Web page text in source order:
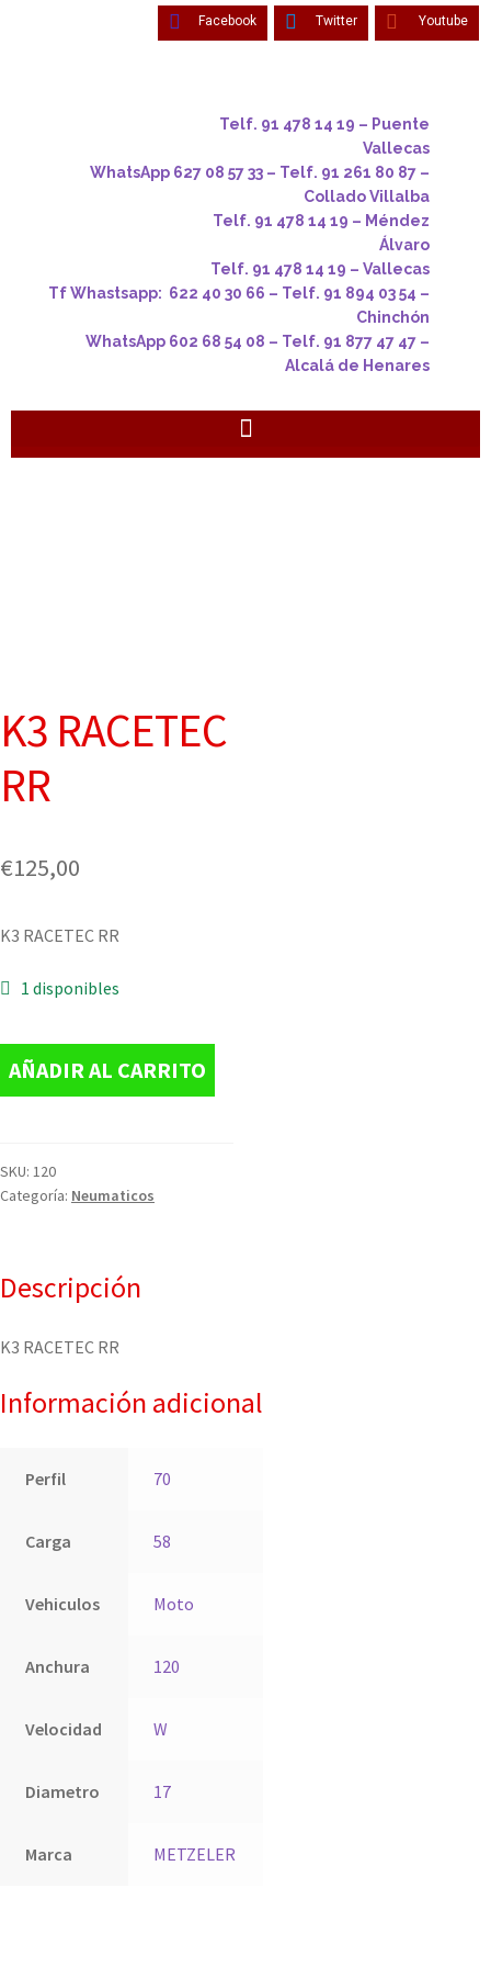
Facebook Twitter Youtube
Telf. 91 478 14 19 – Puente
Vallecas
WhatsApp 627 08 57 33 – Telf. 91 261 80 87 –
Collado Villalba
Telf. 91 478 14 19 – Méndez
Álvaro
Telf. 91 478 14 19 – Vallecas
Tf Whastsapp: 622 40 30 66 – Telf. 91 894 03 54 –
Chinchón
WhatsApp 602 68 54 08 – Telf. 91 877 47 47 –
Alcalá de Henares
K3 RACETEC
RR
€125,00
K3 RACETEC RR
1 disponibles
AÑADIR AL CARRITO
SKU: 120
Categoría: Neumaticos
Descripción
K3 RACETEC RR
Información adicional
Perfil 70
Carga 58
Vehiculos Moto
Anchura 120
Velocidad W
Diametro 17
Marca METZELER